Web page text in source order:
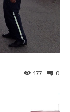
0
177